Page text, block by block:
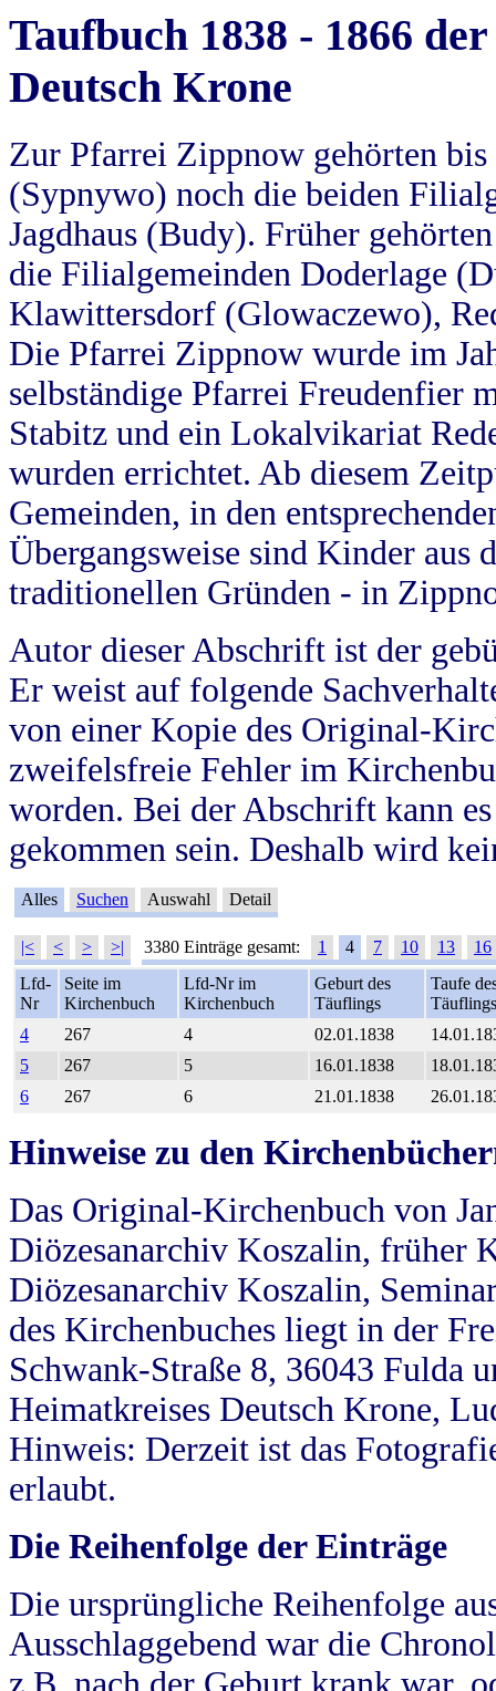
Taufbuch 1838 - 1866
Deutsch Krone
Zur Pfarrei Zippnow gehörten
(Sypnywo) noch die beiden
Jagdhaus (Budy). Früher
die Filialgemeinden Doderlage
Klawittersdorf (Glowaczewo),
Die Pfarrei Zippnow wurde im
selbständige Pfarrei Freudenfier
Stabitz und ein Lokalvikariat
wurden errichtet. Ab diesem
Gemeinden, in den
Übergangsweise sind Kinder aus
traditionellen Gründen - in
Autor dieser Abschrift ist der
Er weist auf folgende
von einer Kopie des Original-
zweifelsfreie Fehler im
worden. Bei der Abschrift kann
gekommen sein. Deshalb wird
Alles Suchen Auswahl Detail
|< < > >| 3380 Einträge gesamt: 1 4 7 10 13
16
Lfd-
Nr
Seite im
Kirchenbuch
Lfd-Nr im
Kirchenbuch
Geburt des
Täuflings
Taufe
Täuflings
4
267 4 02.01.1838
5
267 5 16.01.1838
6
267 6 21.01.1838
Hinweise zu den
Das Original-Kirchenbuch von
Diözesanarchiv Koszalin, früher
Diözesanarchiv Koszalin,
des Kirchenbuches liegt in der
Schwank-Straße 8, 36043 Fulda
Heimatkreises Deutsch Krone,
Hinweis: Derzeit ist das
erlaubt.
Die Reihenfolge der Einträge
Die ursprüngliche Reihenfolge
Ausschlaggebend war die